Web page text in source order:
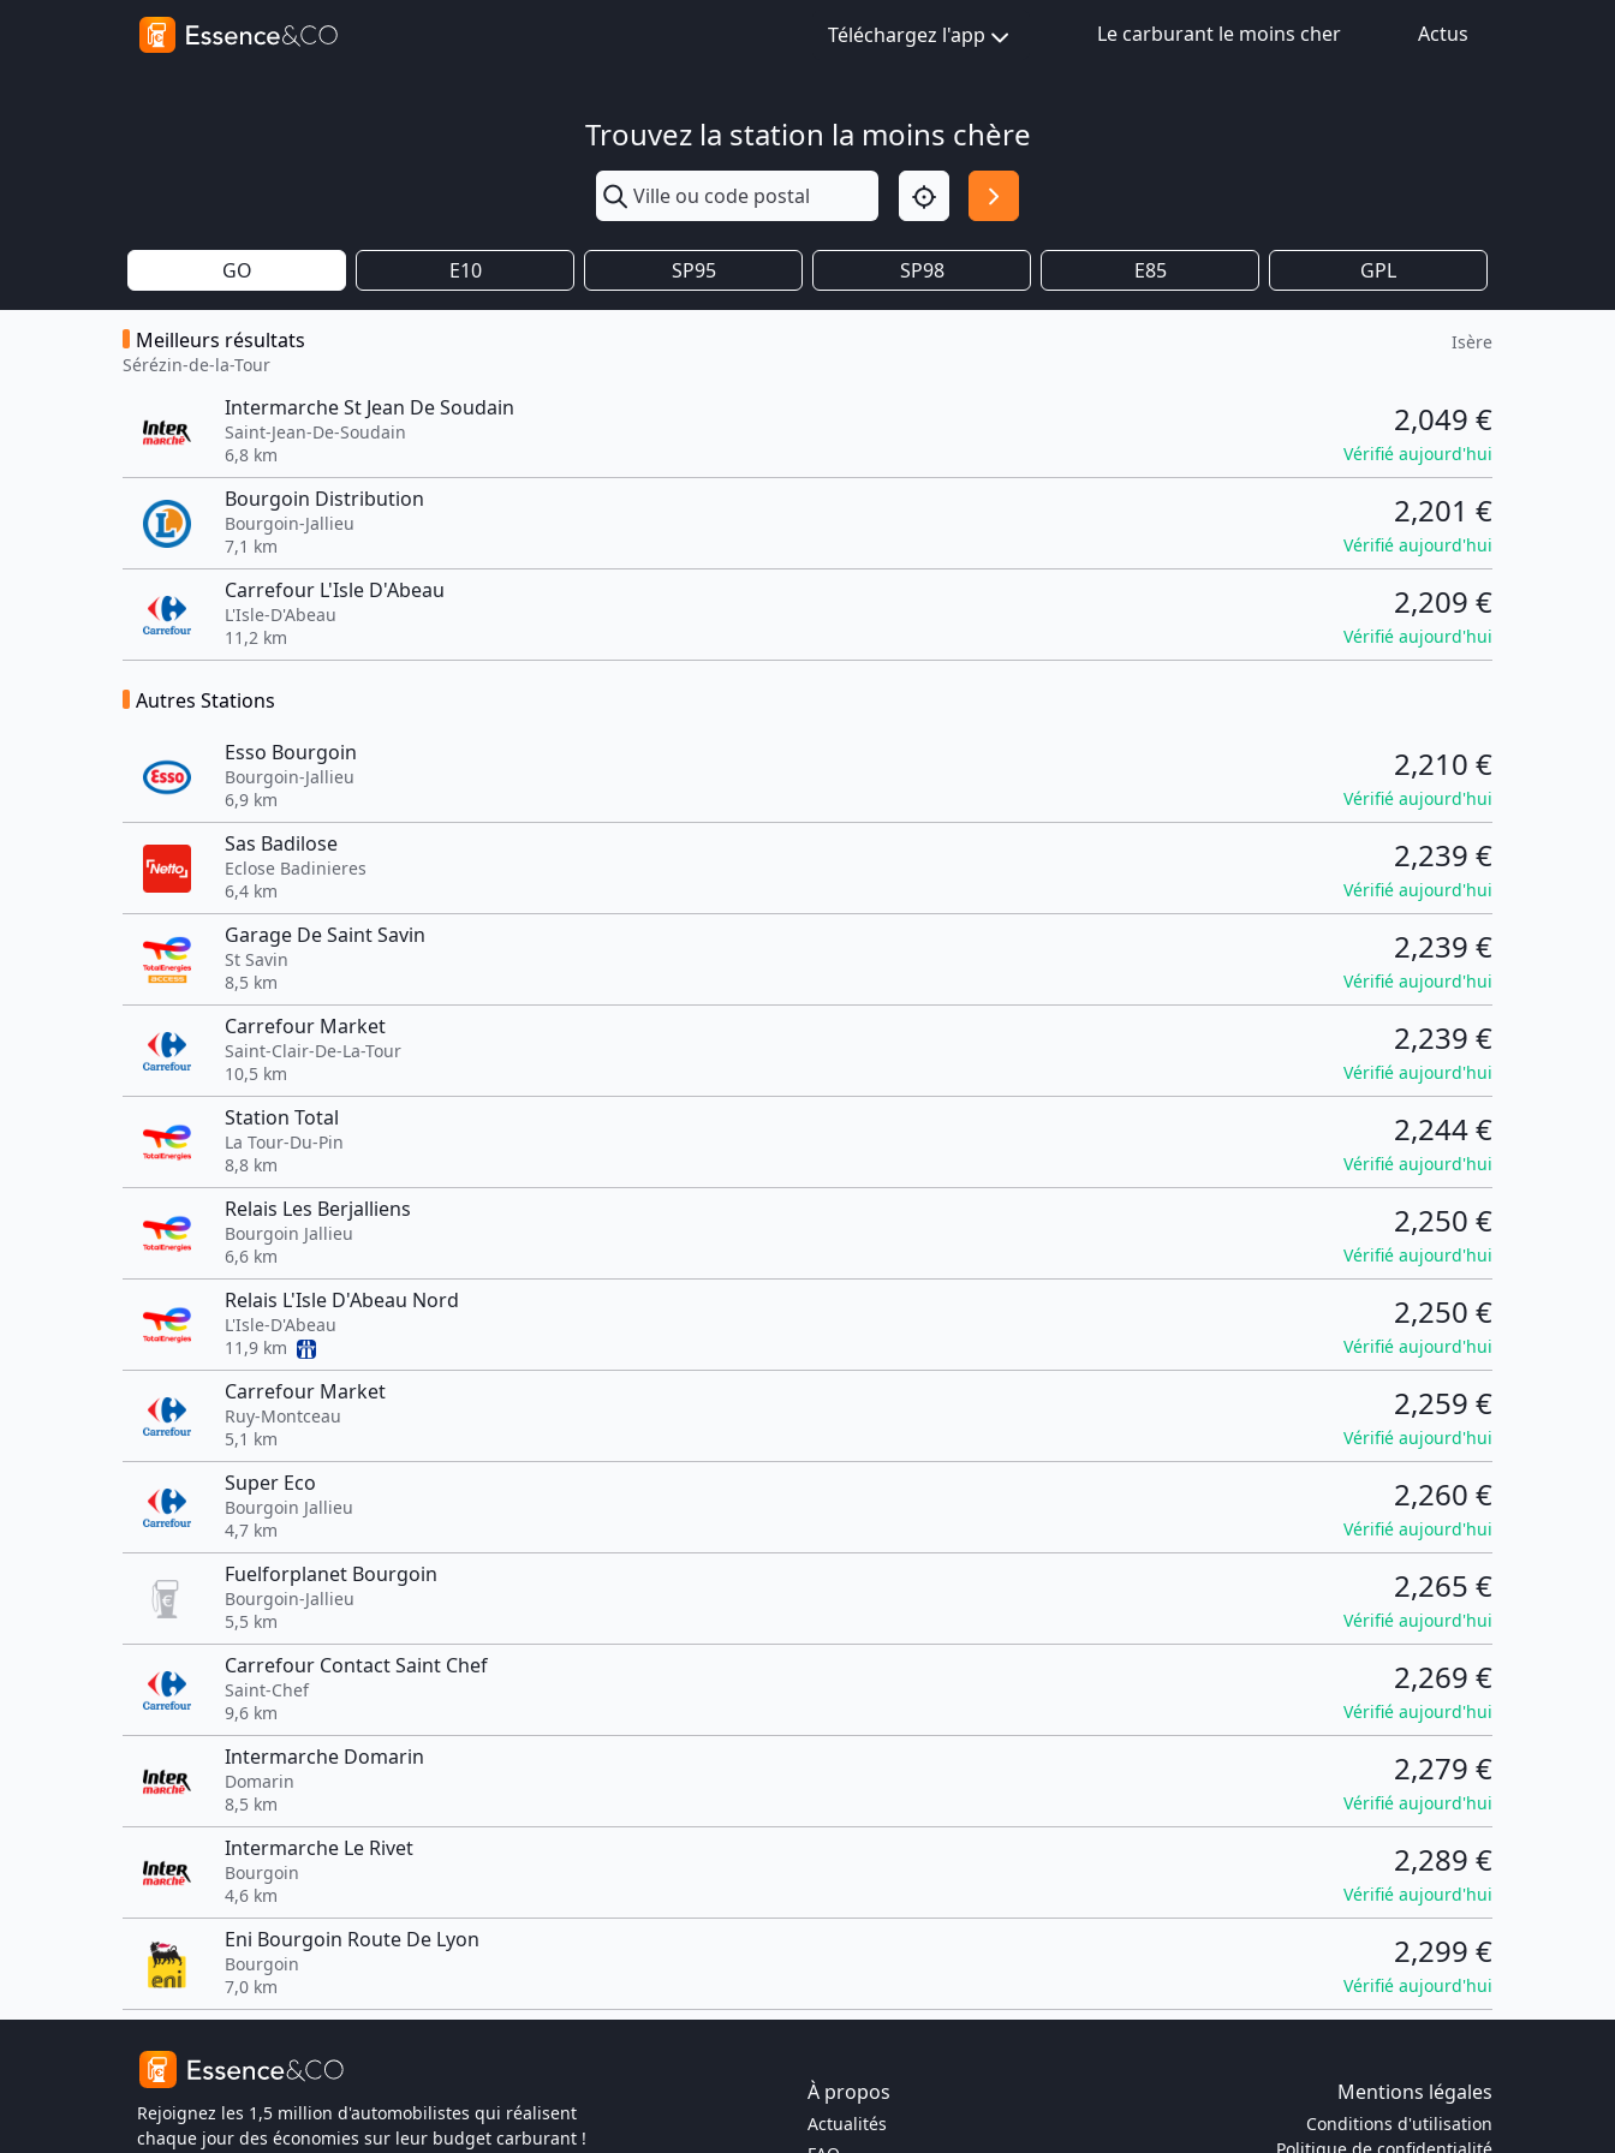
Téléchargez l'app Le carburant le moins cher Actus
Trouvez la station la moins chère
GO E10 SP95 SP98 E85 GPL
Meilleurs résultats
Sérézin-de-la-Tour
Isère
Intermarche St Jean De Soudain
Saint-Jean-De-Soudain
6,8 km
2,049 €
Vérifié aujourd'hui
Bourgoin Distribution
Bourgoin-Jallieu
7,1 km
2,201 €
Vérifié aujourd'hui
Carrefour L'Isle D'Abeau
L'Isle-D'Abeau
11,2 km
2,209 €
Vérifié aujourd'hui
Autres Stations
Esso Bourgoin
Bourgoin-Jallieu
6,9 km
2,210 €
Vérifié aujourd'hui
Sas Badilose
Eclose Badinieres
6,4 km
2,239 €
Vérifié aujourd'hui
Garage De Saint Savin
St Savin
8,5 km
2,239 €
Vérifié aujourd'hui
Carrefour Market
Saint-Clair-De-La-Tour
10,5 km
2,239 €
Vérifié aujourd'hui
Station Total
La Tour-Du-Pin
8,8 km
2,244 €
Vérifié aujourd'hui
Relais Les Berjalliens
Bourgoin Jallieu
6,6 km
2,250 €
Vérifié aujourd'hui
Relais L'Isle D'Abeau Nord
L'Isle-D'Abeau
11,9 km
2,250 €
Vérifié aujourd'hui
Carrefour Market
Ruy-Montceau
5,1 km
2,259 €
Vérifié aujourd'hui
Super Eco
Bourgoin Jallieu
4,7 km
2,260 €
Vérifié aujourd'hui
Fuelforplanet Bourgoin
Bourgoin-Jallieu
5,5 km
2,265 €
Vérifié aujourd'hui
Carrefour Contact Saint Chef
Saint-Chef
9,6 km
2,269 €
Vérifié aujourd'hui
Intermarche Domarin
Domarin
8,5 km
2,279 €
Vérifié aujourd'hui
Intermarche Le Rivet
Bourgoin
4,6 km
2,289 €
Vérifié aujourd'hui
Eni Bourgoin Route De Lyon
Bourgoin
7,0 km
2,299 €
Vérifié aujourd'hui
Rejoignez les 1,5 million d'automobilistes qui réalisent
chaque jour des économies sur leur budget carburant !
À propos Mentions légales
Actualités
Conditions d'utilisation